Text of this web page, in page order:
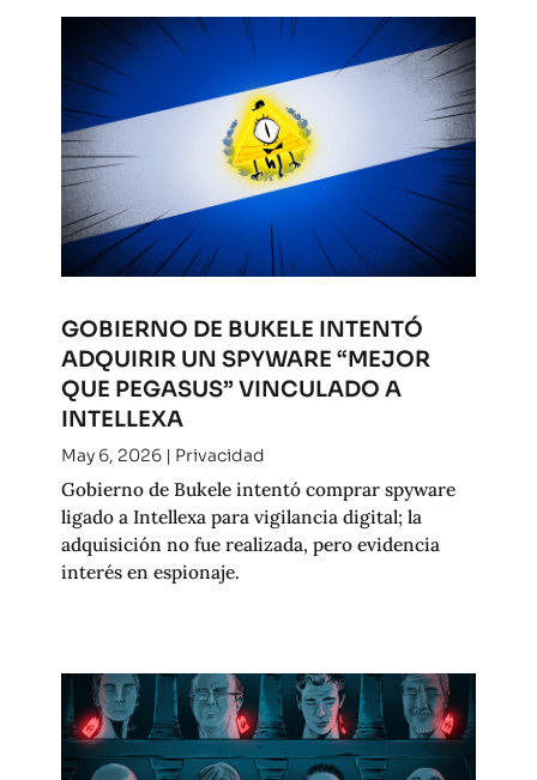
GOBIERNO DE BUKELE INTENTÓ
ADQUIRIR UN SPYWARE “MEJOR
QUE PEGASUS” VINCULADO A
INTELLEXA
May 6, 2026| Privacidad
Gobierno de Bukele intentó comprar spyware
ligado a Intellexa para vigilancia digital; la
adquisición no fue realizada, pero evidencia
interés en espionaje.